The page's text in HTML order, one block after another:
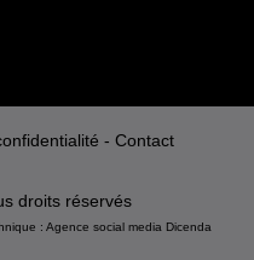
- Contact
droits réservés
: Agence social media Dicenda